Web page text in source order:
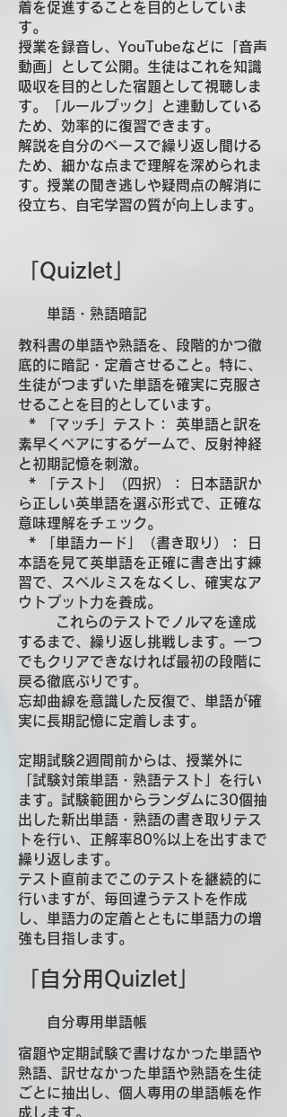
着を促進することを目的としていま
す。
授業を録音し、YouTubeなどに「音声
動画」として公開。生徒はこれを知識
吸収を目的とした宿題として視聴しま
す。「ルールブック」と連動している
ため、効率的に復習できます。
解説を自分のペースで繰り返し聞ける
ため、細かな点まで理解を深められま
す。授業の聞き逃しや疑問点の解消に
役立ち、自宅学習の質が向上します。
「Quizlet」
​ 単語・熟語暗記
教科書の単語や熟語を、段階的かつ徹
底的に暗記・定着させること。特に、
生徒がつまずいた単語を確実に克服さ
せることを目的としています。
* 「マッチ」テスト： 英単語と訳を
素早くペアにするゲームで、反射神経
と初期記憶を刺激。
* 「テスト」（四択）： 日本語訳か
ら正しい英単語を選ぶ形式で、正確な
意味理解をチェック。
* 「単語カード」（書き取り）： 日
本語を見て英単語を正確に書き出す練
習で、スペルミスをなくし、確実なア
ウトプット力を養成。
これらのテストでノルマを達成
するまで、繰り返し挑戦します。一つ
でもクリアできなければ最初の段階に
戻る徹底ぶりです。
忘却曲線を意識した反復で、単語が確
実に長期記憶に定着します。
定期試験2週間前からは、授業外に
「試験対策単語・熟語テスト」を行い
ます。試験範囲からランダムに30個抽
出した新出単語・熟語の書き取りテス
トを行い、正解率80％以上を出すまで
繰り返します。
​テスト直前までこのテストを継続的に
行いますが、毎回違うテストを作成
し、単語力の定着とともに単語力の増
強も目指します。
「自分用Quizlet」
​ 自分専用単語帳
宿題や定期試験で書けなかった単語や
熟語、訳せなかった単語や熟語を生徒
ごとに抽出し、個人専用の単語帳を作
成します。